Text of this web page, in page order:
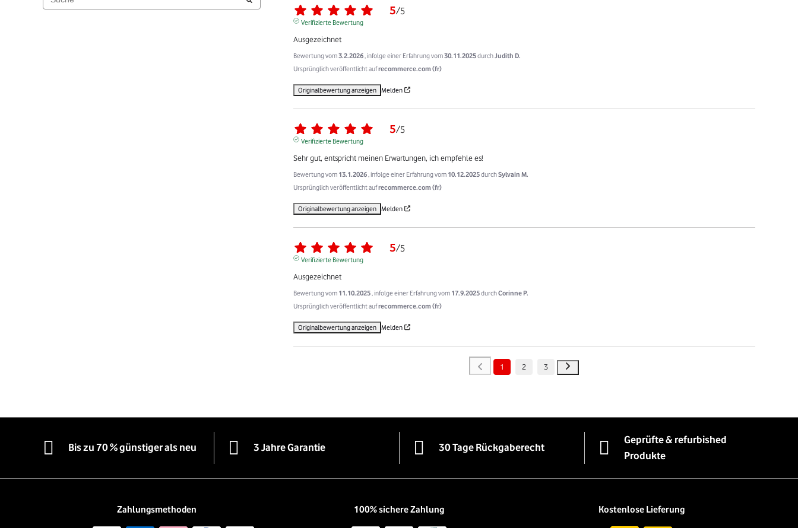
5/5
Verifizierte Bewertung
Ausgezeichnet
Bewertung vom3.2.2026 , infolge einer Erfahrung vom30.11.2025durchJudith D.
Ursprünglich veröffentlicht aufrecommerce.com (fr)
Originalbewertung anzeigen Melden
5/5
Verifizierte Bewertung
Sehr gut, entspricht meinen Erwartungen, ich empfehle es!
Bewertung vom 13.1.2026 , infolge einer Erfahrung vom 10.12.2025durchSylvain M.
Ursprünglich veröffentlicht aufrecommerce.com (fr)
Originalbewertung anzeigen Melden
5/5
Verifizierte Bewertung
Ausgezeichnet
Bewertung vom 11.10.2025 , infolge einer Erfahrung vom 17.9.2025durchCorinne P.
Ursprünglich veröffentlicht aufrecommerce.com (fr)
Originalbewertung anzeigen Melden
1 2 3
Bis zu 70 % günstiger als neu 3 Jahre Garantie 30 Tage Rückgaberecht
Geprüfte & refurbished
Produkte
Zahlungsmethoden 100% sichere Zahlung Kostenlose Lieferung